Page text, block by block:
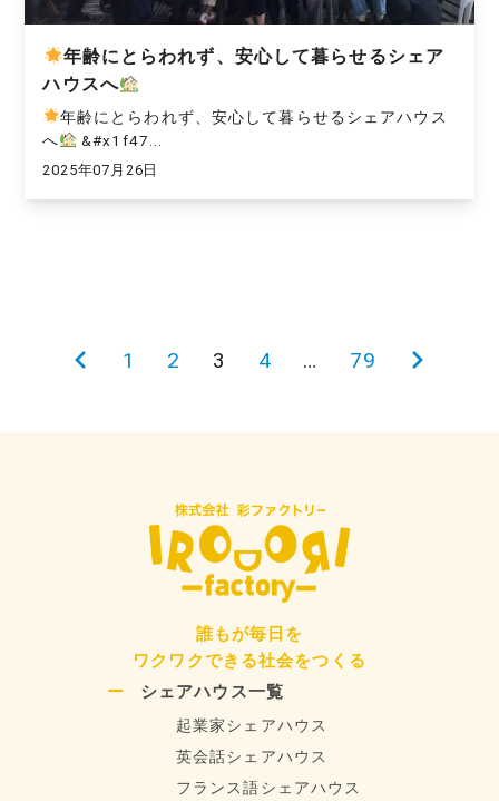
年齢にとらわれず、安心して暮らせるシェア
ハウスへ
年齢にとらわれず、安心して暮らせるシェアハウス
へ
&#x1f47...
2025年07月26日
前1 2 3 4 … 79
次
誰もが毎日を
ワクワクできる社会をつくる
シェアハウス一覧
起業家シェアハウス
英会話シェアハウス
フランス語シェアハウス